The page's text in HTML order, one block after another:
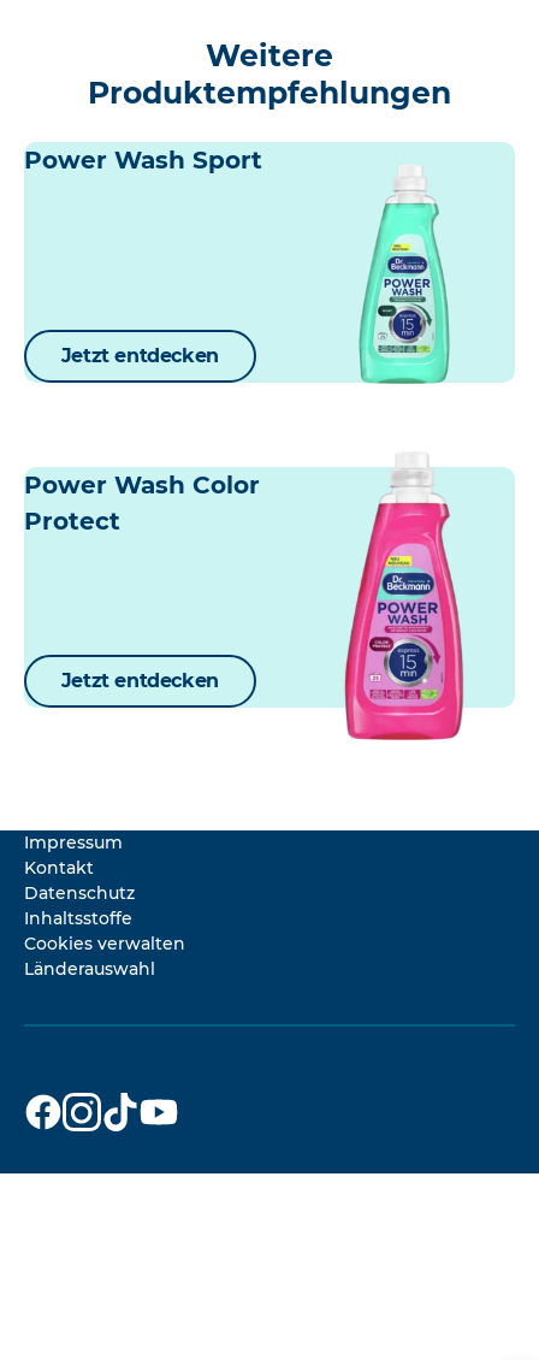
Weitere
Produktempfehlungen
Power Wash Sport
Jetzt entdecken
Power Wash Color
Protect
Jetzt entdecken
Impressum
Kontakt
Datenschutz
Inhaltsstoffe
Cookies verwalten
Länderauswahl
Dr. Beckmann
auf
Dr. Beckmann
auf
Dr. Beckmann
auf
Dr. Beckmann